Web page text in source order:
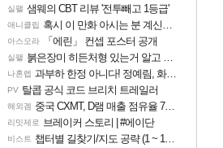
실팰 샘웨의 CBT 리뷰 '전투빼고 1등급'
애니클립 혹시 이 만화 아시는 분 계신가요
아스오라 「에린」 컨셉 포스터 공개
실팰 붉은장미 히든처형 있는거 알고 있었음?
나혼렙 과부하 한정 아니다! 정예림, 화속성 서포터 세대 교체
PV 탈콥 공식 코드 브리치 트레일러
해외겜 중국 CXMT, D램 매출 점유율 7%…글로벌 4위로 부상
리밋제로 브레이커 스토리 | #에이단
비스트 챕터별 길찾기/지도 공략 (1 ~ 12장)